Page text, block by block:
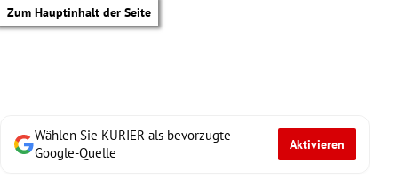
Zum Hauptinhalt der Seite
Wählen Sie KURIER als bevorzugte
Google-Quelle
Aktivieren